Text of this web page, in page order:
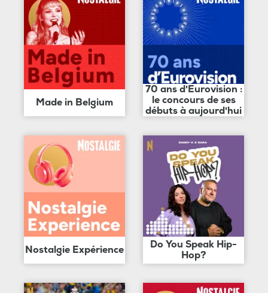
Made in Belgium
70 ans d'Eurovision :
le concours de ses
débuts à aujourd'hui
Nostalgie Expérience
Do You Speak Hip-
Hop?